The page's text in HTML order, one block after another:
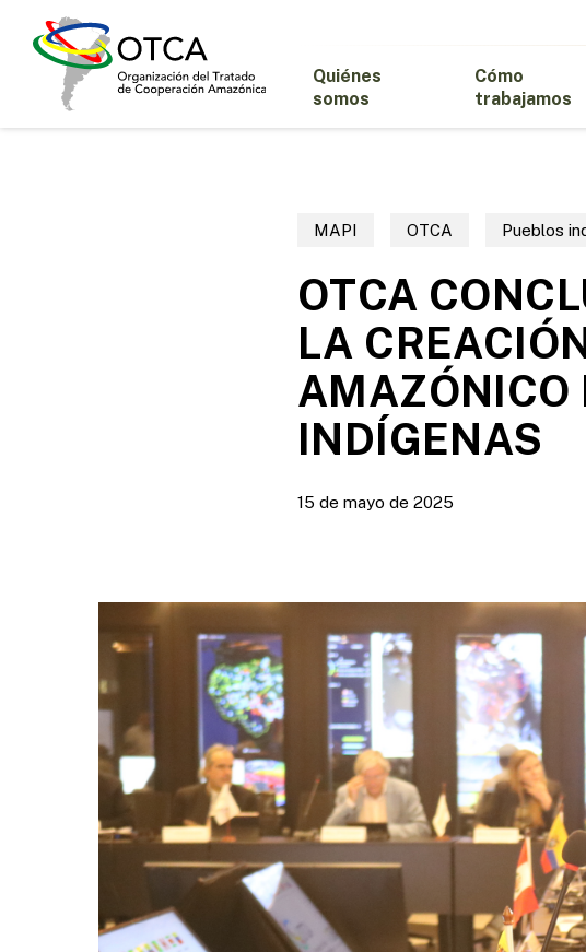
Presione enter para buscar o ESC para cerrar
Quiénes
somos
Cómo
trabajamos
MAPI OTCA Pueblos
OTCA
LA
AMAZÓNICO
INDÍGENAS
15 de mayo de 2025